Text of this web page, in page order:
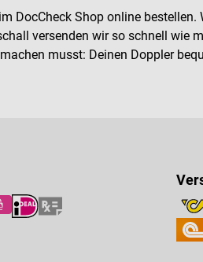
DocCheck Shop online
versenden wir so schnell
musst: Deinen Doppler